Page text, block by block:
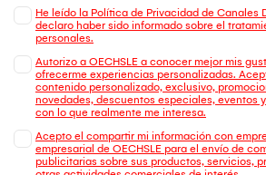
He leído la Política de Privacidad de Canales
declaro haber sido informado sobre el
personales.
Autorizo a OECHSLE a conocer mejor mis
ofrecerme experiencias personalizadas.
contenido personalizado, exclusivo,
novedades, descuentos especiales, eventos
con lo que realmente me interesa.
Acepto el compartir mi información con
empresarial de OECHSLE para el envío de
publicitarias sobre sus productos, servicios,